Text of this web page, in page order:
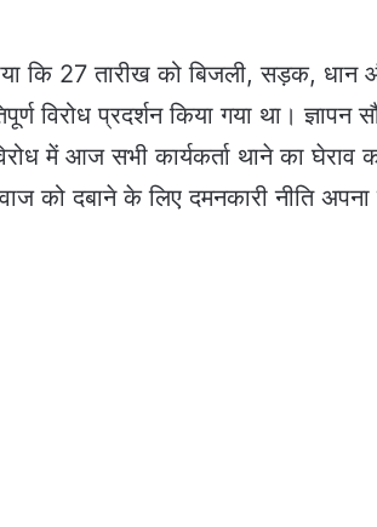
कि 27 तारीख को बिजली, सड़क, धान
विरोध प्रदर्शन किया गया था। ज्ञापन
में आज सभी कार्यकर्ता थाने का घेराव
को दबाने के लिए दमनकारी नीति अपना